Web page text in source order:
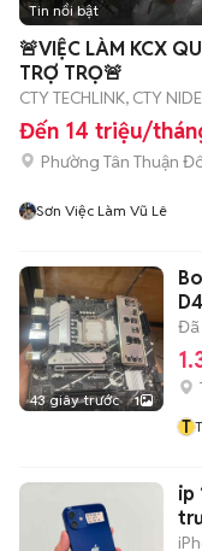
Tin nổi bật
🚨VIỆC LÀM KCX
TRỢ TRỌ🚨
CTY TECHLINK, CTY
Đến 14 triệu/
Phường Tân Thuận
Sơn Việc Làm Vũ Lê
43 giây trước 1
Đã
T
ip